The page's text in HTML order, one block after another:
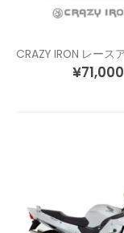
¥71,000